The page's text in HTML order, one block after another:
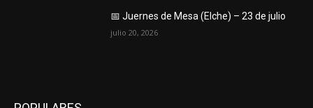
📅 Juernes de Mesa (Elche) – 23 de julio
julio 20, 2026